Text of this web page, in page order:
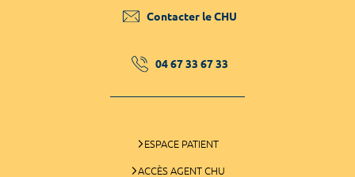
Contacter le CHU
04 67 33 67 33
ESPACE PATIENT
ACCÈS AGENT CHU